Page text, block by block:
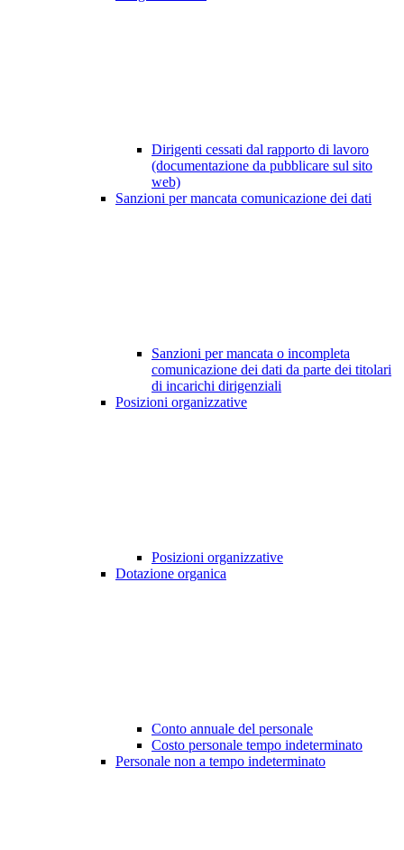
Dirigenti cessati dal rapporto di lavoro
(documentazione da pubblicare sul sito
web)
Sanzioni per mancata comunicazione dei dati
Sanzioni per mancata o incompleta
comunicazione dei dati da parte dei titolari
di incarichi dirigenziali
Posizioni organizzative
Posizioni organizzative
Dotazione organica
Conto annuale del personale
Costo personale tempo indeterminato
Personale non a tempo indeterminato